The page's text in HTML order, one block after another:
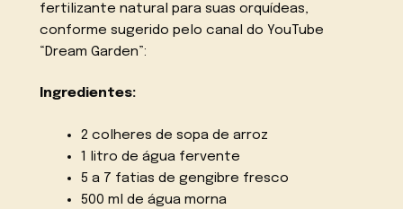
fertilizante natural para suas orquídeas,
conforme sugerido pelo canal do YouTube
“Dream Garden”:
Ingredientes:
2 colheres de sopa de arroz
1 litro de água fervente
5 a 7 fatias de gengibre fresco
500 ml de água morna